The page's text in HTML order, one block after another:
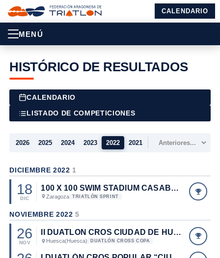
CALENDARIO
MENÚ
HISTÓRICO DE RESULTADOS
CALENDARIO
LISTADO DE COMPETICIONES
2026 2025 2024 2023 2022 2021
DICIEMBRE 2022 1
18
DIC
100 X 100 SWIM STADIUM CASABLANCA
Zaragoza TRIATLÓN SPRINT
NOVIEMBRE 20225
26
NOV
II DUATLON CROS CIUDAD DE HUESCA
Huesca(Huesca) DUATLÓN CROSS COPA